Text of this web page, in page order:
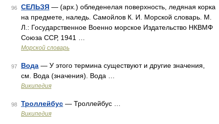
96 СЕЛЬЗЯ — (арх.) обледенелая поверхность, ледяная корка
на предмете, наледь. Самойлов К. И. Морской словарь. М.
Л.: Государственное Военно морское Издательство НКВМФ
Союза ССР, 1941 …
Морской словарь
97 Вода — У этого термина существуют и другие значения,
см. Вода (значения). Вода …
Википедия
98 Троллейбус — Троллейбус …
Википедия